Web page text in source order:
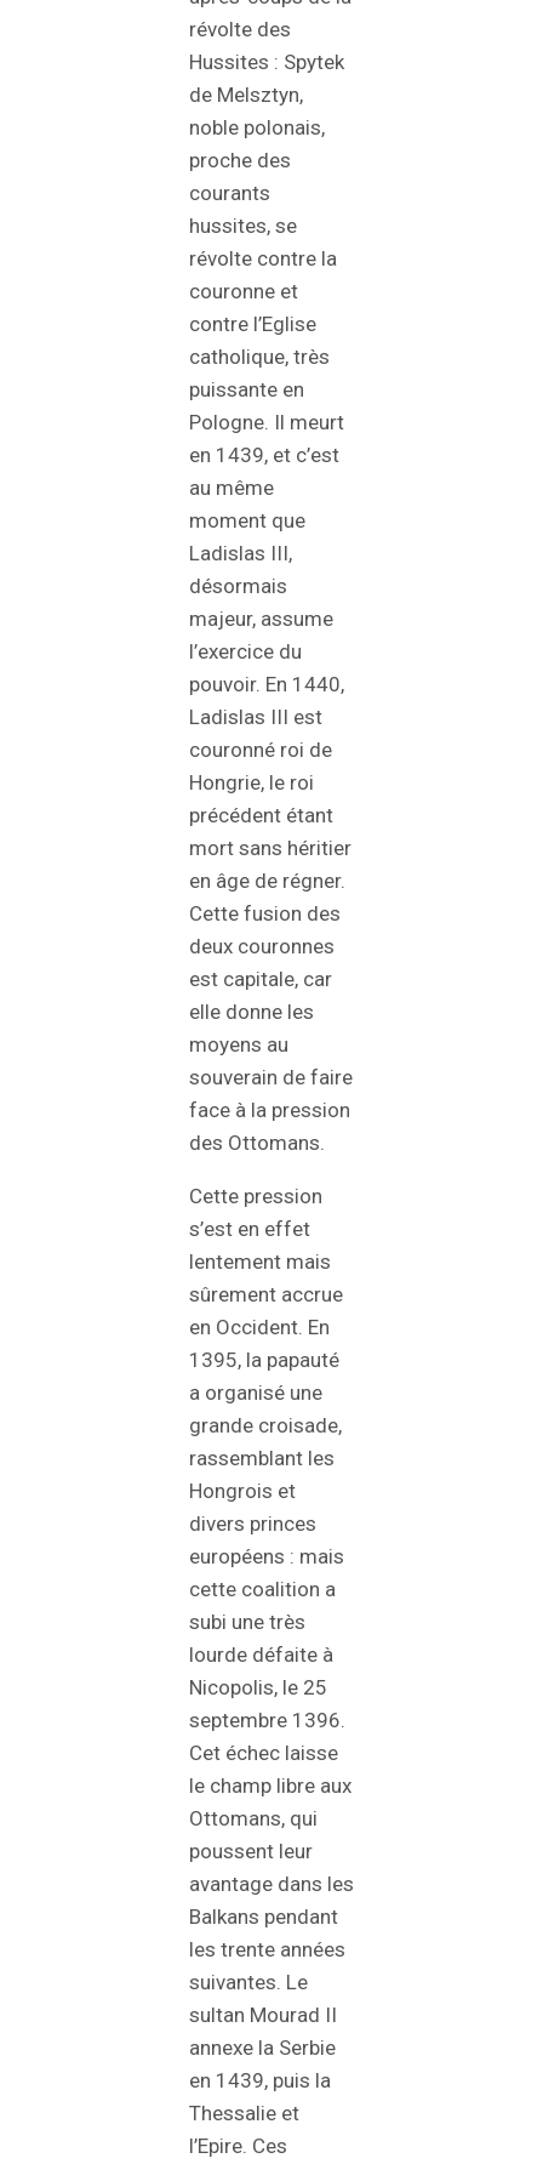
révolte des
Hussites : Spytek
de Melsztyn,
noble polonais,
proche des
courants
hussites, se
révolte contre la
couronne et
contre l’Eglise
catholique, très
puissante en
Pologne. Il meurt
en 1439, et c’est
au même
moment que
Ladislas III,
désormais
majeur, assume
l’exercice du
pouvoir. En 1440,
Ladislas III est
couronné roi de
Hongrie, le roi
précédent étant
mort sans héritier
en âge de régner.
Cette fusion des
deux couronnes
est capitale, car
elle donne les
moyens au
souverain de faire
face à la pression
des Ottomans.
Cette pression
s’est en effet
lentement mais
sûrement accrue
en Occident. En
1395, la papauté
a organisé une
grande croisade,
rassemblant les
Hongrois et
divers princes
européens : mais
cette coalition a
subi une très
lourde défaite à
Nicopolis, le 25
septembre 1396.
Cet échec laisse
le champ libre aux
Ottomans, qui
poussent leur
avantage dans les
Balkans pendant
les trente années
suivantes. Le
sultan Mourad II
annexe la Serbie
en 1439, puis la
Thessalie et
l’Epire. Ces